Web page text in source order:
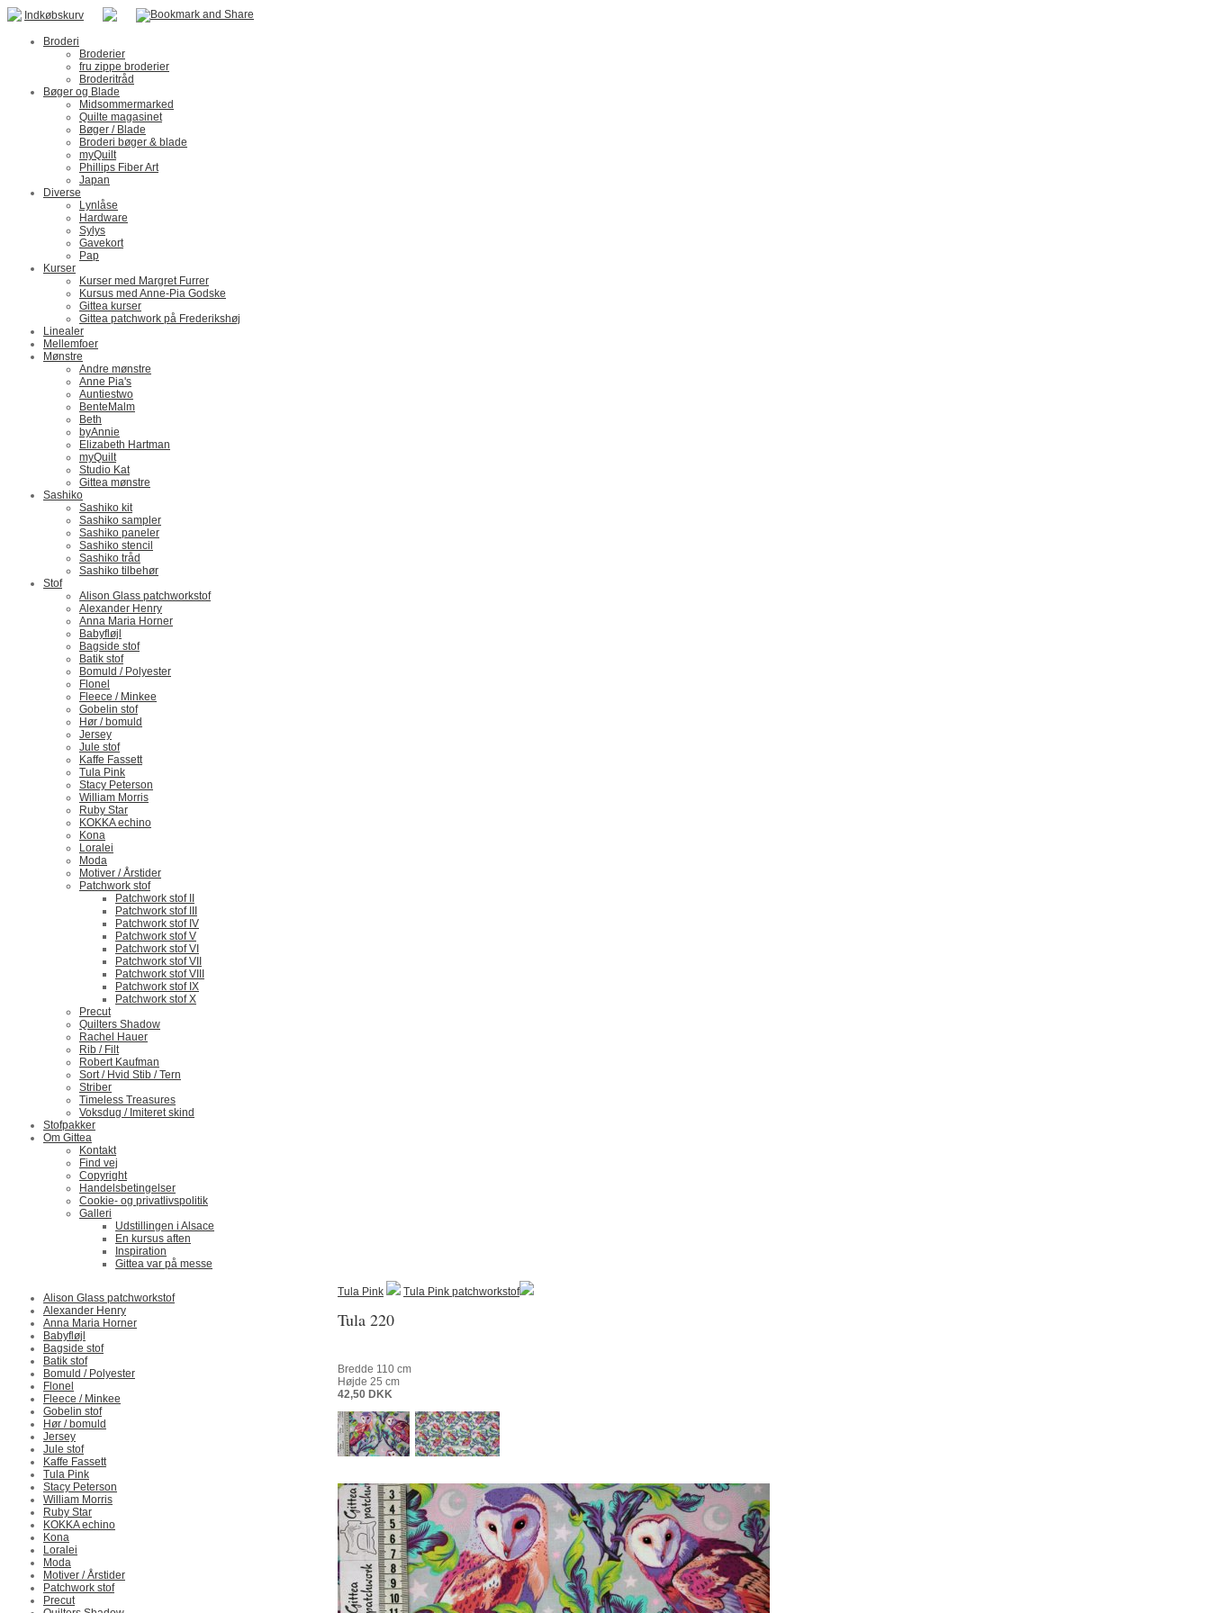
Indkøbskurv
Broderi
Broderier
fru zippe broderier
Broderitråd
Bøger og Blade
Midsommermarked
Quilte magasinet
Bøger / Blade
Broderi bøger & blade
myQuilt
Phillips Fiber Art
Japan
Diverse
Lynlåse
Hardware
Sylys
Gavekort
Pap
Kurser
Kurser med Margret Furrer
Kursus med Anne-Pia Godske
Gittea kurser
Gittea patchwork på Frederikshøj
Linealer
Mellemfoer
Mønstre
Andre mønstre
Anne Pia's
Auntiestwo
BenteMalm
Beth
byAnnie
Elizabeth Hartman
myQuilt
Studio Kat
Gittea mønstre
Sashiko
Sashiko kit
Sashiko sampler
Sashiko paneler
Sashiko stencil
Sashiko tråd
Sashiko tilbehør
Stof
Alison Glass patchworkstof
Alexander Henry
Anna Maria Horner
Babyfløjl
Bagside stof
Batik stof
Bomuld / Polyester
Flonel
Fleece / Minkee
Gobelin stof
Hør / bomuld
Jersey
Jule stof
Kaffe Fassett
Tula Pink
Stacy Peterson
William Morris
Ruby Star
KOKKA echino
Kona
Loralei
Moda
Motiver / Årstider
Patchwork stof
Patchwork stof II
Patchwork stof III
Patchwork stof IV
Patchwork stof V
Patchwork stof VI
Patchwork stof VII
Patchwork stof VIII
Patchwork stof IX
Patchwork stof X
Precut
Quilters Shadow
Rachel Hauer
Rib / Filt
Robert Kaufman
Sort / Hvid Stib / Tern
Striber
Timeless Treasures
Voksdug / Imiteret skind
Stofpakker
Om Gittea
Kontakt
Find vej
Copyright
Handelsbetingelser
Cookie- og privatlivspolitik
Galleri
Udstillingen i Alsace
En kursus aften
Inspiration
Gittea var på messe
Alison Glass patchworkstof
Alexander Henry
Anna Maria Horner
Babyfløjl
Bagside stof
Batik stof
Bomuld / Polyester
Flonel
Fleece / Minkee
Gobelin stof
Hør / bomuld
Jersey
Jule stof
Kaffe Fassett
Tula Pink
Stacy Peterson
William Morris
Ruby Star
KOKKA echino
Kona
Loralei
Moda
Motiver / Årstider
Patchwork stof
Precut
Tula Pink Tula Pink patchworkstof
Tula 220
Bredde 110 cm
Højde 25 cm
42,50 DKK